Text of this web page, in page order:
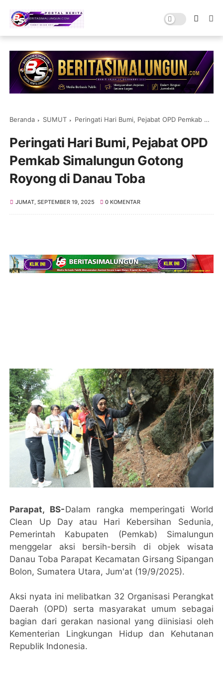
Beranda SUMUT Peringati Hari Bumi, Pejabat OPD Pemkab Simalungun Gotong Royong di Danau Toba
Peringati Hari Bumi, Pejabat OPD
Pemkab Simalungun Gotong
Royong di Danau Toba
JUMAT, SEPTEMBER 19, 2025 0 KOMENTAR
Parapat, BS-Dalam rangka memperingati World
Clean Up Day atau Hari Kebersihan Sedunia,
Pemerintah Kabupaten (Pemkab) Simalungun
menggelar aksi bersih-bersih di objek wisata
Danau Toba Parapat Kecamatan Girsang Sipangan
Bolon, Sumatera Utara, Jum'at (19/9/2025).
Aksi nyata ini melibatkan 32 Organisasi Perangkat
Daerah (OPD) serta masyarakat umum sebagai
bagian dari gerakan nasional yang diinisiasi oleh
Kementerian Lingkungan Hidup dan Kehutanan
Republik Indonesia.